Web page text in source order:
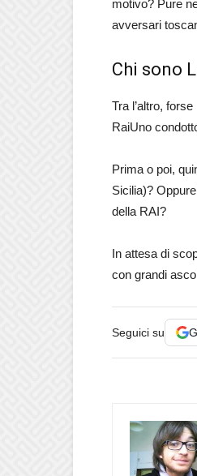
motivo? Pure
avversari
Chi sono
Tra l’altro,
RaiUno
Prima o poi,
Sicilia)? Oppure
della RAI?
In attesa di
con grandi
Seguici su